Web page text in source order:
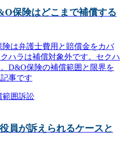
保険はどこまで補償する
は弁護士費用と賠償金をカバ
ハラは補償対象外です。セクハ
D&O保険の補償範囲と限界を
事です
範囲訴訟
員が訴えられるケースと